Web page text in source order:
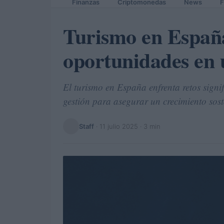
Finanzas Criptomonedas News
Turismo en
oportunidades
El turismo en España enfrenta retos
gestión para asegurar un crecimiento
Staff 11 julio 2025 · 3 min